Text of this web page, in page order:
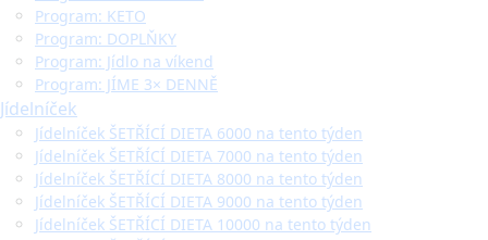
Program: KETO
Program: DOPLŇKY
Program: Jídlo na víkend
Program: JÍME 3× DENNĚ
Jídelníček
Jídelníček ŠETŘÍCÍ DIETA 6000 na tento týden
Jídelníček ŠETŘÍCÍ DIETA 7000 na tento týden
Jídelníček ŠETŘÍCÍ DIETA 8000 na tento týden
Jídelníček ŠETŘÍCÍ DIETA 9000 na tento týden
Jídelníček ŠETŘÍCÍ DIETA 10000 na tento týden